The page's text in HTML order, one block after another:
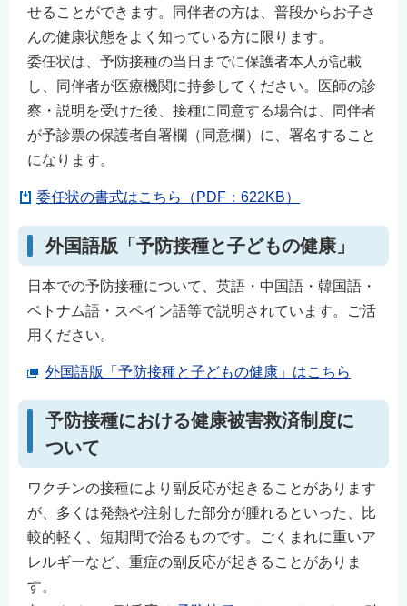
せることができます。同伴者の方は、普段からお子さ
んの健康状態をよく知っている方に限ります。
委任状は、予防接種の当日までに保護者本人が記載
し、同伴者が医療機関に持参してください。医師の診
察・説明を受けた後、接種に同意する場合は、同伴者
が予診票の保護者自署欄（同意欄）に、署名すること
になります。
委任状の書式はこちら（PDF：622KB）
外国語版「予防接種と子どもの健康」
日本での予防接種について、英語・中国語・韓国語・
ベトナム語・スペイン語等で説明されています。ご活
用ください。
外国語版「予防接種と子どもの健康」はこちら
予防接種における健康被害救済制度に
ついて
ワクチンの接種により副反応が起きることがあります
が、多くは発熱や注射した部分が腫れるといった、比
較的軽く、短期間で治るものです。ごくまれに重いア
レルギーなど、重症の副反応が起きることがありま
す。